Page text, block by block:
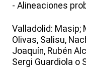
- Alineaciones
Valladolid: Masip;
Olivas, Salisu,
Joaquín, Rubén
Sergi Guardiola o